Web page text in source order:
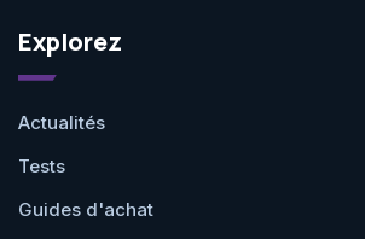
Explorez
Actualités
Tests
Guides d'achat